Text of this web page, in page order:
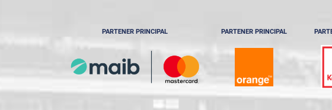
PARTENER PRINCIPAL PARTENER PRINCIPAL